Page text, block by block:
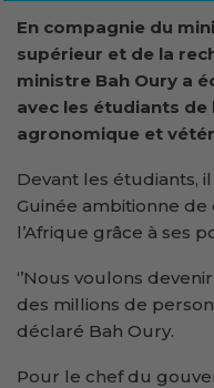
En compagnie du
supérieur et de la
ministre Bah Oury a
avec les étudiants de
agronomique et
Devant les étudiants,
Guinée ambitionne
l’Afrique grâce à ses
‘’Nous voulons
des millions de
déclaré Bah Oury.
Pour le chef du